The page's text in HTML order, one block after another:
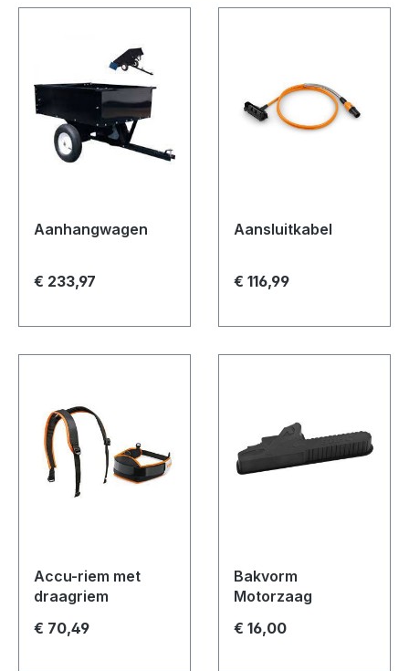
Aanhangwagen
€ 233,97
Aansluitkabel
€ 116,99
Accu-riem met
draagriem
€ 70,49
Bakvorm
Motorzaag
€ 16,00